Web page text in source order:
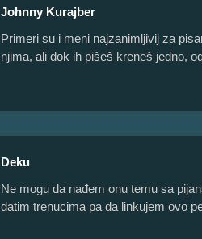
Johnny Kurajber
Primeri su i meni najzanimljivij za
njima, ali dok ih pišeš kreneš jedno,
Deku
Ne mogu da nađem onu temu sa
datim trenucima pa da linkujem ovo